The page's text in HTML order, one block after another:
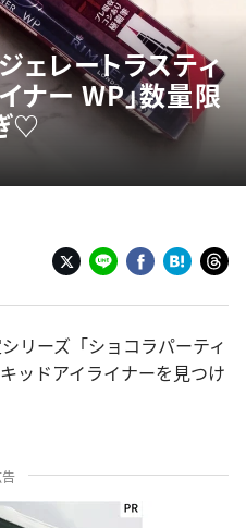
ェレートラスティ
ナー WP」数量限
♡
リーズ「ショコラパーティ
ッドアイライナーを見つけ